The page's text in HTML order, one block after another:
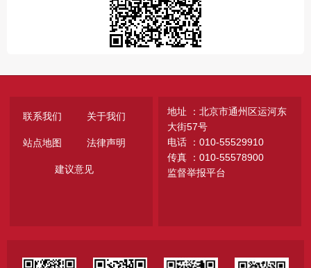
联系我们 关于我们
站点地图 法律声明
建议意见
地址 ：北京市通州区运河东
大街57号
电话 ：010-55529910
传真 ：010-55578900
监督举报平台